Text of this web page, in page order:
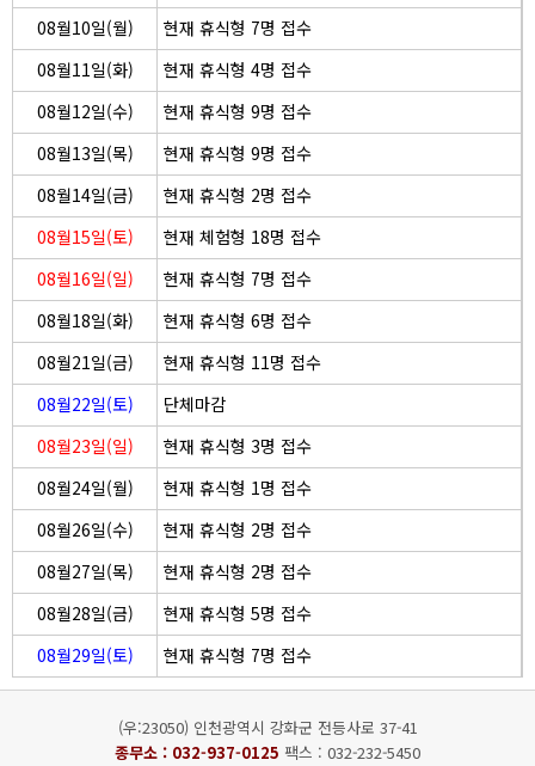
08월10일(월)
현재 휴식형 7명 접수
08월11일(화)
현재 휴식형 4명 접수
08월12일(수)
현재 휴식형 9명 접수
08월13일(목)
현재 휴식형 9명 접수
08월14일(금)
현재 휴식형 2명 접수
08월15일(토)
현재 체험형 18명 접수
08월16일(일)
현재 휴식형 7명 접수
08월18일(화)
현재 휴식형 6명 접수
08월21일(금)
현재 휴식형 11명 접수
08월22일(토)
단체마감
08월23일(일)
현재 휴식형 3명 접수
08월24일(월)
현재 휴식형 1명 접수
08월26일(수)
현재 휴식형 2명 접수
08월27일(목)
현재 휴식형 2명 접수
08월28일(금)
현재 휴식형 5명 접수
08월29일(토)
현재 휴식형 7명 접수
(우:23050) 인천광역시 강화군 전등사로 37-41
종무소 : 032-937-0125 팩스 : 032-232-5450